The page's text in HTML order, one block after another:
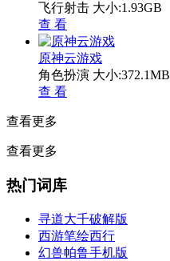
飞行射击 大小:1.93GB
查 看
原神云游戏
角色扮演 大小:372.1MB
查 看
查看更多
查看更多
热门词库
寻道大千破解版
西游笔绘西行
幻兽帕鲁手机版